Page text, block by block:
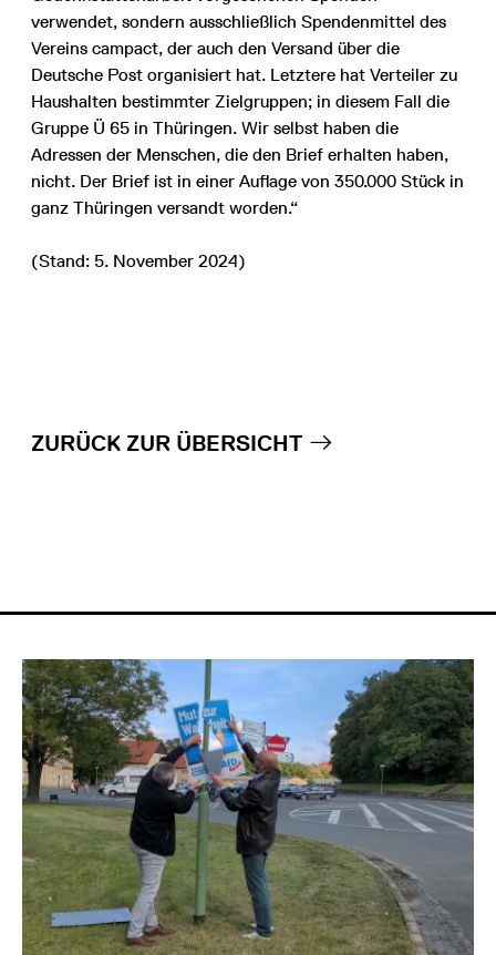
verwendet, sondern ausschließlich Spendenmittel des
Vereins campact, der auch den Versand über die
Deutsche Post organisiert hat. Letztere hat Verteiler zu
Haushalten bestimmter Zielgruppen; in diesem Fall die
Gruppe Ü 65 in Thüringen. Wir selbst haben die
Adressen der Menschen, die den Brief erhalten haben,
nicht. Der Brief ist in einer Auflage von 350.000 Stück in
ganz Thüringen versandt worden.“
(Stand: 5. November 2024)
ZURÜCK ZUR ÜBERSICHT